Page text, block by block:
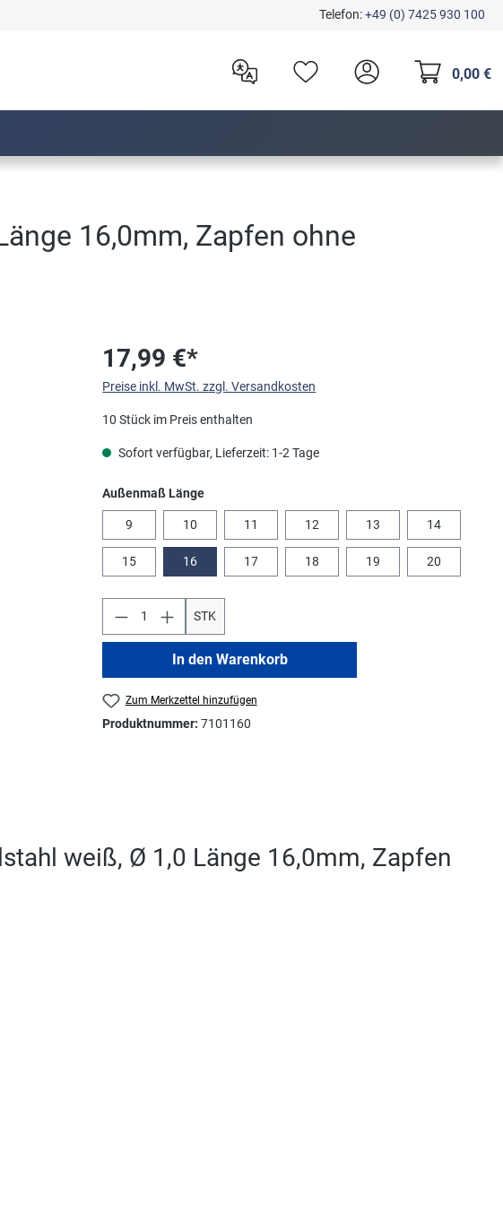
Telefon:+49 (0) 7425 930 100
0,00 €
16,0mm, Zapfen ohne
17,99 €*
Preise inkl. MwSt. zzgl. Versandkosten
10 Stück im Preis enthalten
Sofort verfügbar, Lieferzeit: 1-2 Tage
Außenmaß Längeauswählen
9 10 11 12 13 14
15 16 17 18 19 20
STK
In den Warenkorb
Zum Merkzettel hinzufügen
Produktnummer:7101160
weiß, Ø 1,0 Länge 16,0mm, Zapfen